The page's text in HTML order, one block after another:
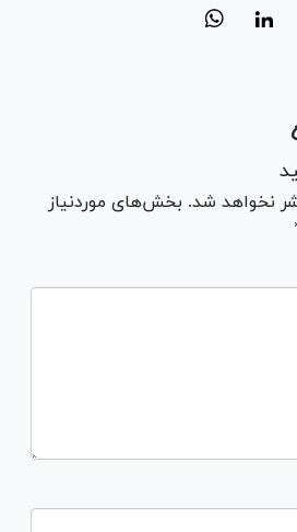
نخواهد شد. بخش‌های موردنیاز